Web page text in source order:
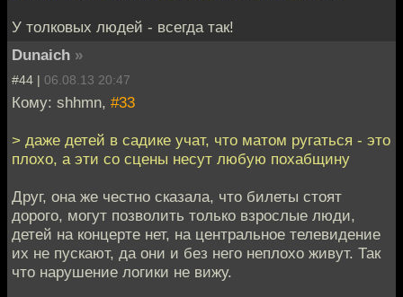
У толковых людей - всегда так!
Dunaich »
#44 | 06.08.13 20:47
Кому: shhmn, #33
> даже детей в садике учат, что матом ругаться - это
плохо, а эти со сцены несут любую похабщину
Друг, она же честно сказала, что билеты стоят
дорого, могут позволить только взрослые люди,
детей на концерте нет, на центральное телевидение
их не пускают, да они и без него неплохо живут. Так
что нарушение логики не вижу.